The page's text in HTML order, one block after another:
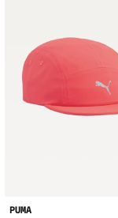
PUMA